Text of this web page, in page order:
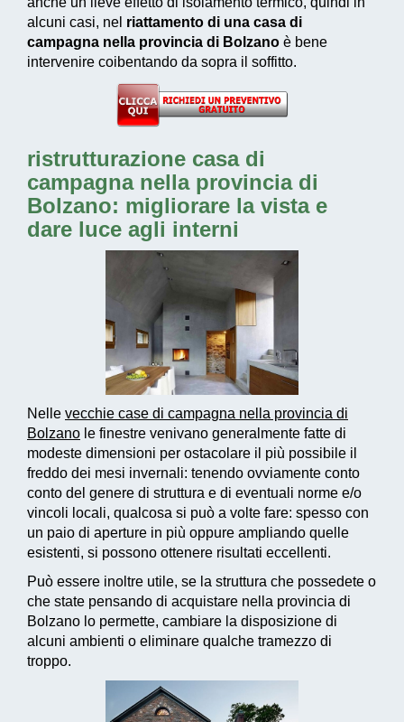
alcuni casi, nel riattamento di una casa di
campagna nella provincia di Bolzano è bene
intervenire coibentando da sopra il soffitto.
ristrutturazione casa di
campagna nella provincia di
Bolzano: migliorare la vista e
dare luce agli interni
Nelle vecchie case di campagna nella provincia di
Bolzano le finestre venivano generalmente fatte di
modeste dimensioni per ostacolare il più possibile il
freddo dei mesi invernali: tenendo ovviamente conto
conto del genere di struttura e di eventuali norme e/o
vincoli locali, qualcosa si può a volte fare: spesso con
un paio di aperture in più oppure ampliando quelle
esistenti, si possono ottenere risultati eccellenti.
Può essere inoltre utile, se la struttura che possedete o
che state pensando di acquistare nella provincia di
Bolzano lo permette, cambiare la disposizione di
alcuni ambienti o eliminare qualche tramezzo di
troppo.